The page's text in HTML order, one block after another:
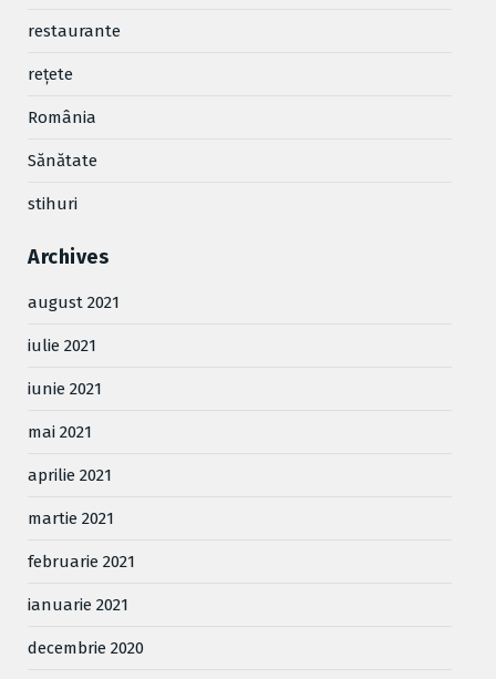
restaurante
reţete
România
Sănătate
stihuri
Archives
august 2021
iulie 2021
iunie 2021
mai 2021
aprilie 2021
martie 2021
februarie 2021
ianuarie 2021
decembrie 2020